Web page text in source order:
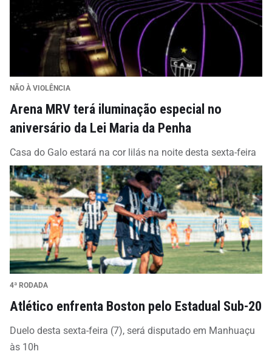
NÃO À VIOLÊNCIA
Arena MRV terá iluminação especial no
aniversário da Lei Maria da Penha
Casa do Galo estará na cor lilás na noite desta sexta-feira
4ª RODADA
Atlético enfrenta Boston pelo Estadual Sub-20
Duelo desta sexta-feira (7), será disputado em Manhuaçu
às 10h